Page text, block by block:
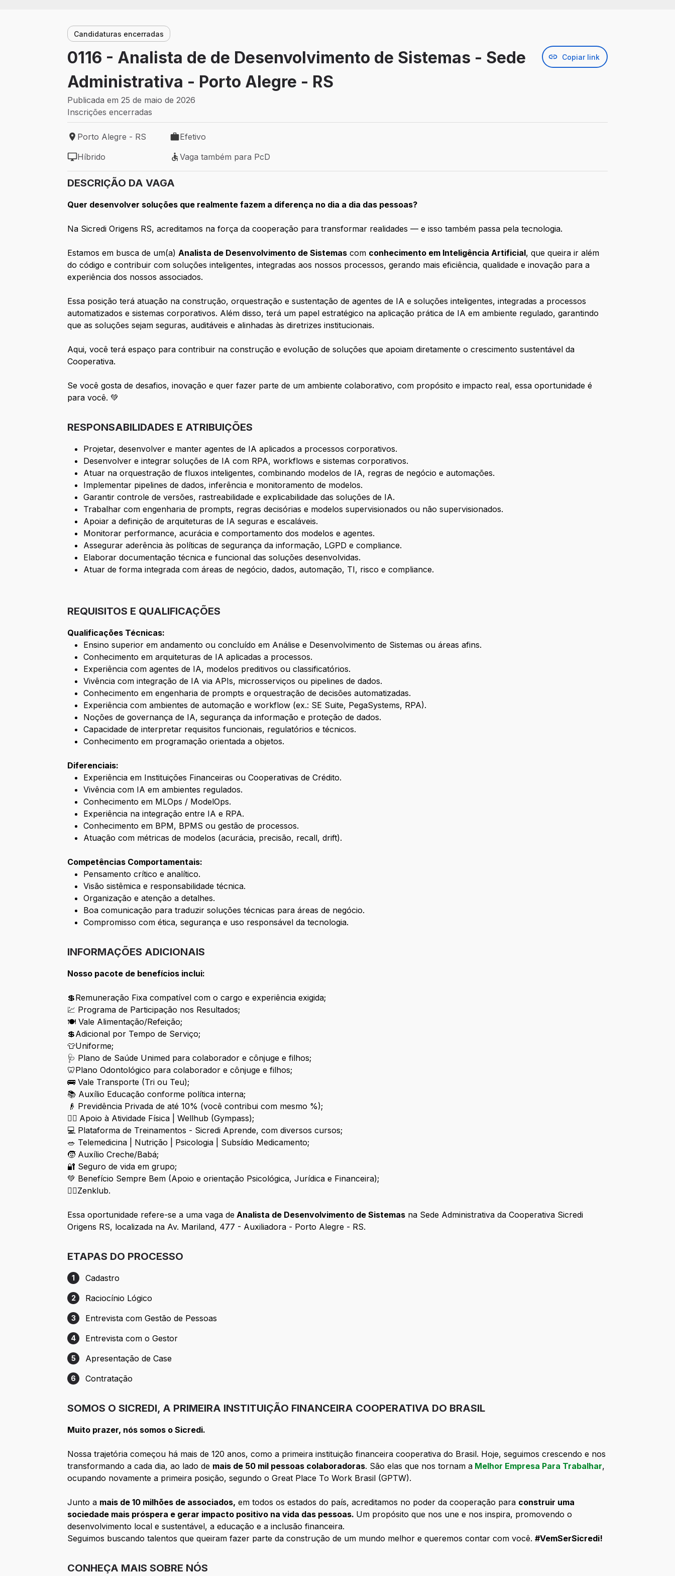
Candidaturas encerradas
0116 - Analista de de Desenvolvimento de Sistemas - Sede
Administrativa - Porto Alegre - RS
Copiar link
Publicada em 25 de maio de 2026
Inscrições encerradas
Local de trabalho: Porto Alegre - RS
Porto Alegre - RS
Tipo de vaga: Efetivo
Efetivo
Modelo de trabalho: Híbrido
Híbrido
Vaga também para PcD
Vaga também para PcD
DESCRIÇÃO DA VAGA
Quer desenvolver soluções que realmente fazem a diferença no dia a dia das pessoas?
Na Sicredi Origens RS, acreditamos na força da cooperação para transformar realidades — e isso também passa pela tecnologia.
Estamos em busca de um(a)Analista de Desenvolvimento de Sistemas com conhecimento em Inteligência Artificial, que queira ir além
do código e contribuir com soluções inteligentes, integradas aos nossos processos, gerando mais eficiência, qualidade e inovação para a
experiência dos nossos associados.
Essa posição terá atuação na construção, orquestração e sustentação de agentes de IA e soluções inteligentes, integradas a processos
automatizados e sistemas corporativos. Além disso, terá um papel estratégico na aplicação prática de IA em ambiente regulado, garantindo
que as soluções sejam seguras, auditáveis e alinhadas às diretrizes institucionais.
Aqui, você terá espaço para contribuir na construção e evolução de soluções que apoiam diretamente o crescimento sustentável da
Cooperativa.
Se você gosta de desafios, inovação e quer fazer parte de um ambiente colaborativo, com propósito e impacto real, essa oportunidade é
para você. 💚
RESPONSABILIDADES E ATRIBUIÇÕES
Projetar, desenvolver e manter agentes de IA aplicados a processos corporativos.
Desenvolver e integrar soluções de IA com RPA, workflows e sistemas corporativos.
Atuar na orquestração de fluxos inteligentes, combinando modelos de IA, regras de negócio e automações.
Implementar pipelines de dados, inferência e monitoramento de modelos.
Garantir controle de versões, rastreabilidade e explicabilidade das soluções de IA.
Trabalhar com engenharia de prompts, regras decisórias e modelos supervisionados ou não supervisionados.
Apoiar a definição de arquiteturas de IA seguras e escaláveis.
Monitorar performance, acurácia e comportamento dos modelos e agentes.
Assegurar aderência às políticas de segurança da informação, LGPD e compliance.
Elaborar documentação técnica e funcional das soluções desenvolvidas.
Atuar de forma integrada com áreas de negócio, dados, automação, TI, risco e compliance.
REQUISITOS E QUALIFICAÇÕES
Qualificações Técnicas:
Ensino superior em andamento ou concluído em Análise e Desenvolvimento de Sistemas ou áreas afins.
Conhecimento em arquiteturas de IA aplicadas a processos.
Experiência com agentes de IA, modelos preditivos ou classificatórios.
Vivência com integração de IA via APIs, microsserviços ou pipelines de dados.
Conhecimento em engenharia de prompts e orquestração de decisões automatizadas.
Experiência com ambientes de automação e workflow (ex.: SE Suite, PegaSystems, RPA).
Noções de governança de IA, segurança da informação e proteção de dados.
Capacidade de interpretar requisitos funcionais, regulatórios e técnicos.
Conhecimento em programação orientada a objetos.
Diferenciais:
Experiência em Instituições Financeiras ou Cooperativas de Crédito.
Vivência com IA em ambientes regulados.
Conhecimento em MLOps / ModelOps.
Experiência na integração entre IA e RPA.
Conhecimento em BPM, BPMS ou gestão de processos.
Atuação com métricas de modelos (acurácia, precisão, recall, drift).
Competências Comportamentais:
Pensamento crítico e analítico.
Visão sistêmica e responsabilidade técnica.
Organização e atenção a detalhes.
Boa comunicação para traduzir soluções técnicas para áreas de negócio.
Compromisso com ética, segurança e uso responsável da tecnologia.
INFORMAÇÕES ADICIONAIS
Nosso pacote de benefícios inclui:
💲Remuneração Fixa compatível com o cargo e experiência exigida;
💹 Programa de Participação nos Resultados;
🍽 Vale Alimentação/Refeição;
💲Adicional por Tempo de Serviço;
👕Uniforme;
🩺 Plano de Saúde Unimed para colaborador e cônjuge e filhos;
🦷Plano Odontológico para colaborador e cônjuge e filhos;
🚌 Vale Transporte (Tri ou Teu);
📚 Auxílio Educação conforme política interna;
👴 Previdência Privada de até 10% (você contribui com mesmo %);
🏋️‍♂️ Apoio à Atividade Física | Wellhub (Gympass);
💻 Plataforma de Treinamentos - Sicredi Aprende, com diversos cursos;
🥗 Telemedicina | Nutrição | Psicologia | Subsídio Medicamento;
🧒 Auxílio Creche/Babá;
🔐 Seguro de vida em grupo;
💚 Benefício Sempre Bem (Apoio e orientação Psicológica, Jurídica e Financeira);
👩‍⚕️Zenklub.
Essa oportunidade refere-se a uma vaga de Analista de Desenvolvimento de Sistemas na Sede Administrativa da Cooperativa Sicredi
Origens RS, localizada na Av. Mariland, 477 - Auxiliadora - Porto Alegre - RS.
ETAPAS DO PROCESSO
Etapa 1: Cadastro
1 Cadastro
Etapa 2: Raciocínio Lógico
2 Raciocínio Lógico
Etapa 3: Entrevista com Gestão de Pessoas
3 Entrevista com Gestão de Pessoas
Etapa 4: Entrevista com o Gestor
4 Entrevista com o Gestor
Etapa 5: Apresentação de Case
5 Apresentação de Case
Etapa 6: Contratação
6 Contratação
SOMOS O SICREDI, A PRIMEIRA INSTITUIÇÃO FINANCEIRA COOPERATIVA DO BRASIL
Muito prazer, nós somos o Sicredi.
Nossa trajetória começou há mais de 120 anos, como a primeira instituição financeira cooperativa do Brasil. Hoje, seguimos crescendo e nos
transformando a cada dia, ao lado de mais de 50 mil pessoas colaboradoras. São elas que nos tornam a Melhor Empresa Para Trabalhar,
ocupando novamente a primeira posição, segundo o Great Place To Work Brasil (GPTW).
Junto a mais de 10 milhões de associados, em todos os estados do país, acreditamos no poder da cooperação para construir uma
sociedade mais próspera e gerar impacto positivo na vida das pessoas. Um propósito que nos une e nos inspira, promovendo o
desenvolvimento local e sustentável, a educação e a inclusão financeira.
Seguimos buscando talentos que queiram fazer parte da construção de um mundo melhor e queremos contar com você.#VemSerSicredi!
CONHEÇA MAIS SOBRE NÓS